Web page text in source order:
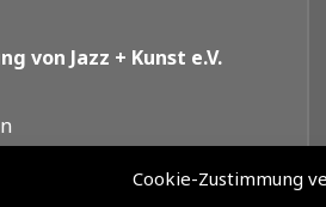
Cookie-Zustimmung
von Jazz + Kunst e.V.